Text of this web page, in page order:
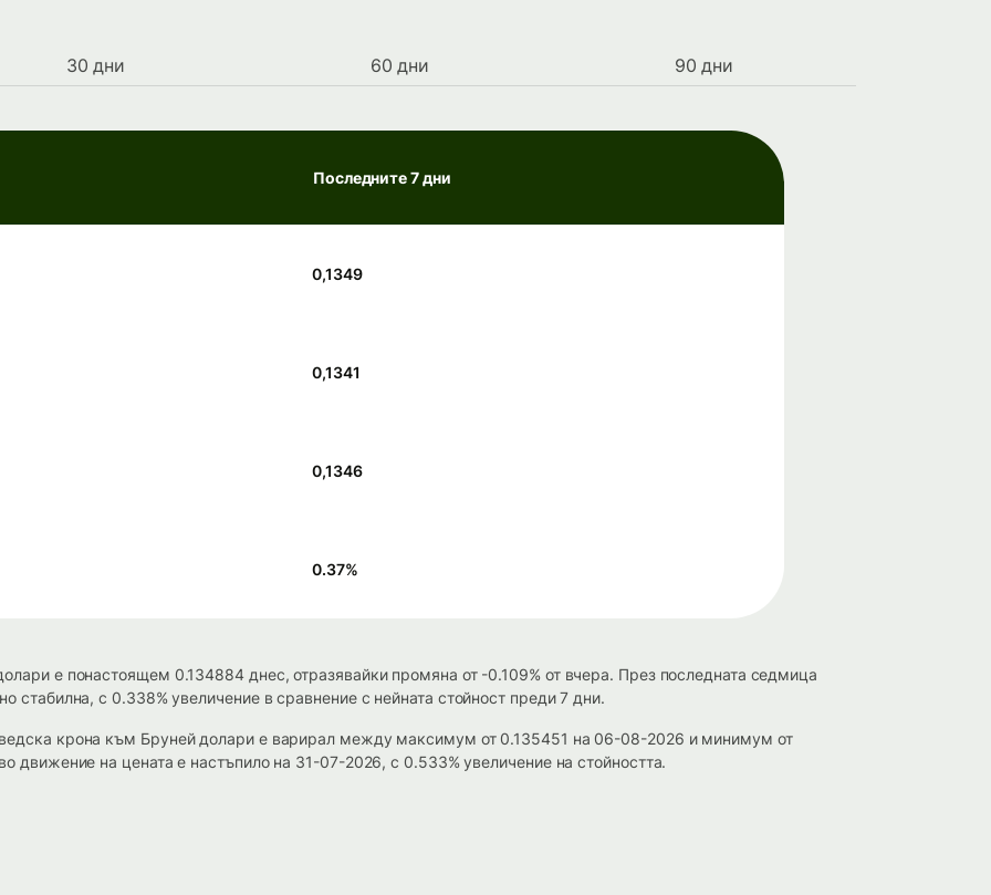
30 дни 60 дни 90 дни
Последните 7 дни
0,1349
0,1341
0,1346
0.37%
е понастоящем 0.134884 днес, отразявайки промяна от -0.109% от вчера. През последната седмица
стабилна, с 0.338% увеличение в сравнение с нейната стойност преди 7 дни.
крона към Бруней долари е варирал между максимум от 0.135451 на 06-08-2026 и минимум от
движение на цената е настъпило на 31-07-2026, с 0.533% увеличение на стойността.